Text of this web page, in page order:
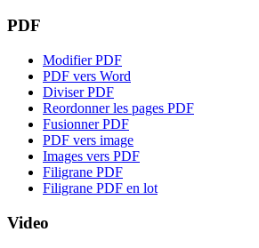
PDF
Modifier PDF
PDF vers Word
Diviser PDF
Reordonner les pages PDF
Fusionner PDF
PDF vers image
Images vers PDF
Filigrane PDF
Filigrane PDF en lot
Video